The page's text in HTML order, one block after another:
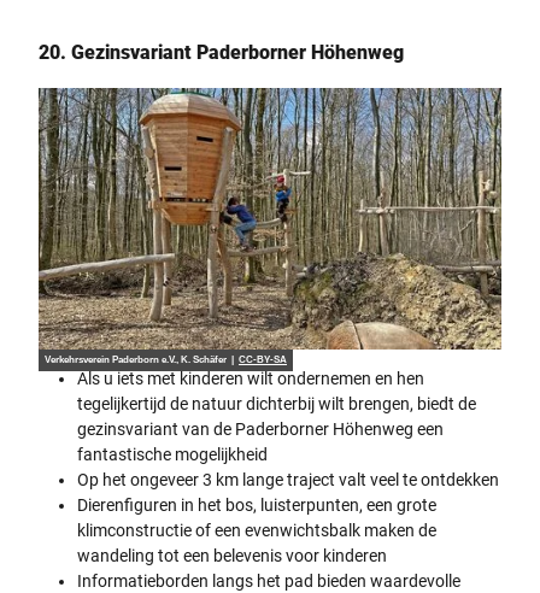
20. Gezinsvariant Paderborner Höhenweg
Verkehrsverein Paderborn e.V., K. Schäfer | CC-BY-SA
Als u iets met kinderen wilt ondernemen en hen
tegelijkertijd de natuur dichterbij wilt brengen, biedt de
gezinsvariant van de Paderborner Höhenweg een
fantastische mogelijkheid
Op het ongeveer 3 km lange traject valt veel te ontdekken
Dierenfiguren in het bos, luisterpunten, een grote
klimconstructie of een evenwichtsbalk maken de
wandeling tot een belevenis voor kinderen
Informatieborden langs het pad bieden waardevolle